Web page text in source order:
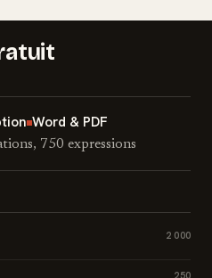
Word & PDF
750 expressions
2 000